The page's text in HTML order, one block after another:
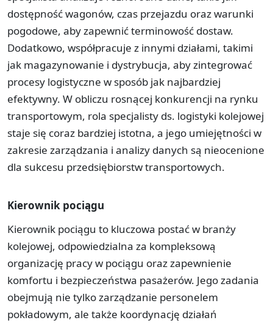
dostępność wagonów, czas przejazdu oraz warunki
pogodowe, aby zapewnić terminowość dostaw.
Dodatkowo, współpracuje z innymi działami, takimi
jak magazynowanie i dystrybucja, aby zintegrować
procesy logistyczne w sposób jak najbardziej
efektywny. W obliczu rosnącej konkurencji na rynku
transportowym, rola specjalisty ds. logistyki kolejowej
staje się coraz bardziej istotna, a jego umiejętności w
zakresie zarządzania i analizy danych są nieocenione
dla sukcesu przedsiębiorstw transportowych.
Kierownik pociągu
Kierownik pociągu to kluczowa postać w branży
kolejowej, odpowiedzialna za kompleksową
organizację pracy w pociągu oraz zapewnienie
komfortu i bezpieczeństwa pasażerów. Jego zadania
obejmują nie tylko zarządzanie personelem
pokładowym, ale także koordynację działań